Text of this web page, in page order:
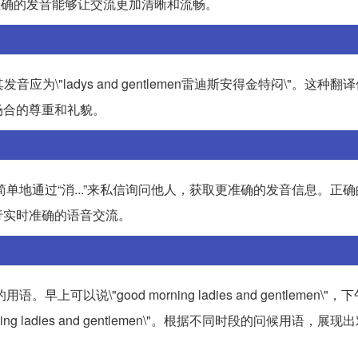
音应为\"ladys and gentlemen雷迪斯安得金特闷\"。这种翻
的尊重和礼貌。
地通过“消...”来私信询问他人，获取更准确的发音信息。正
时准确的语音交流。
语。早上可以说\"good morning ladies and gentlemen\"，
ladies and gentlemen\"。根据不同时段的问候用语，展现